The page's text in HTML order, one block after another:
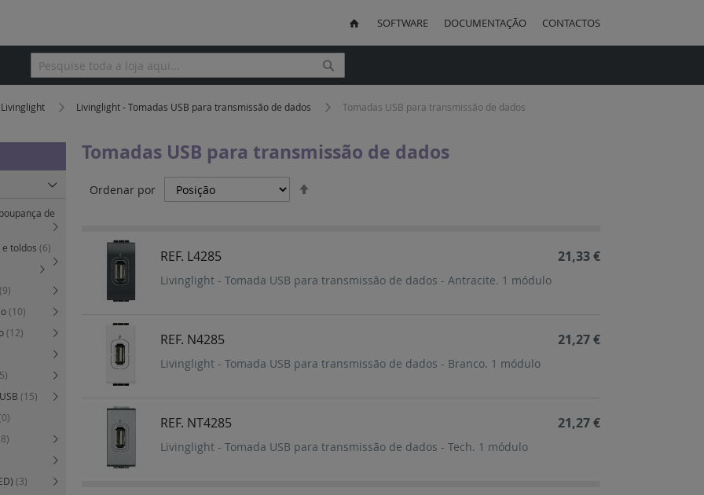
SOFTWARE DOCUMENTAÇÃO CONTACTOS
Pesquisa Pesquisa
Livinglight Livinglight - Tomadas USB para transmissão de dados Tomadas USB para transmissão de dados
Tomadas USB para transmissão de dados
Ordenar por
REF. L4285
Livinglight - Tomada USB para transmissão de dados - Antracite. 1 módulo
21,33 €
REF. N4285
Livinglight - Tomada USB para transmissão de dados - Branco. 1 módulo
21,27 €
REF. NT4285
Livinglight - Tomada USB para transmissão de dados - Tech. 1 módulo
21,27 €
de
toldos (6)
(9)
(10)
(12)
(15)
(3)